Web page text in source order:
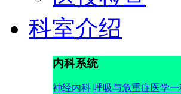
科室介绍
内科系统
神经内科 呼吸与危重症医学一